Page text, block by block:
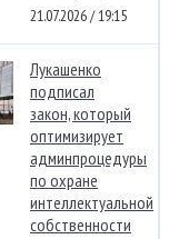
21.07.2026 / 19:15
Лукашенко
подписал
закон, который
оптимизирует
админпроцедуры
по охране
интеллектуальной
собственности